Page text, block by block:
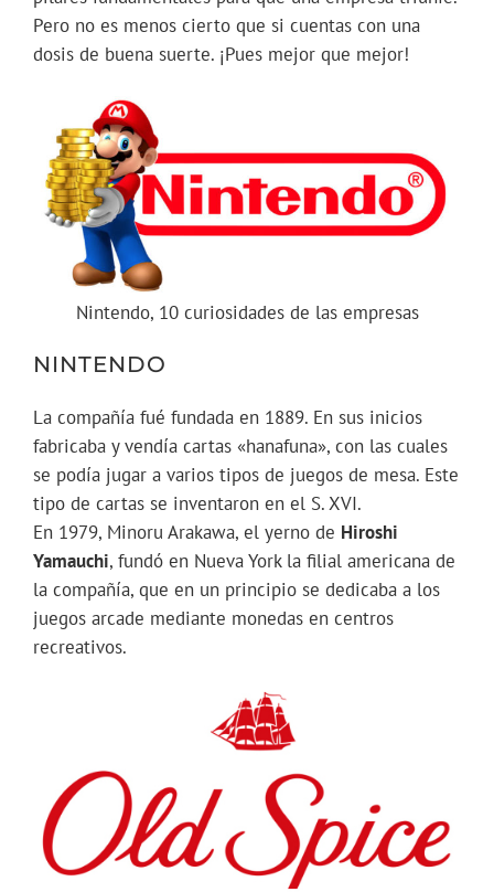
Pero no es menos cierto que si cuentas con una
dosis de buena suerte. ¡Pues mejor que mejor!
Nintendo, 10 curiosidades de las empresas
NINTENDO
La compañía fué fundada en 1889. En sus inicios
fabricaba y vendía cartas «hanafuna», con las cuales
se podía jugar a varios tipos de juegos de mesa. Este
tipo de cartas se inventaron en el S. XVI.
En 1979, Minoru Arakawa, el yerno de Hiroshi
Yamauchi, fundó en Nueva York la filial americana de
la compañía, que en un principio se dedicaba a los
juegos arcade mediante monedas en centros
recreativos.